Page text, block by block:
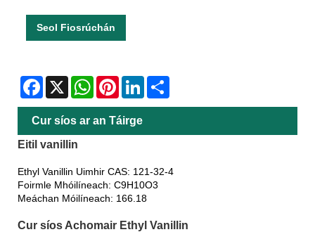
Seol Fiosrúchán
Facebook
X WhatsAppPinterestLinkedIn
Cur síos ar an Táirge
Eitil vanillin
Ethyl Vanillin Uimhir CAS: 121-32-4
Foirmle Mhóilíneach: C9H10O3
Meáchan Móilíneach: 166.18
Cur síos Achomair Ethyl Vanillin